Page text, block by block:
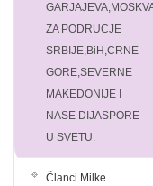
ZA PODRUCJE
SRBIJE,BiH,CRNE
GORE,SEVERNE
MAKEDONIJE I
NASE DIJASPORE
U SVETU.
Članci Milke